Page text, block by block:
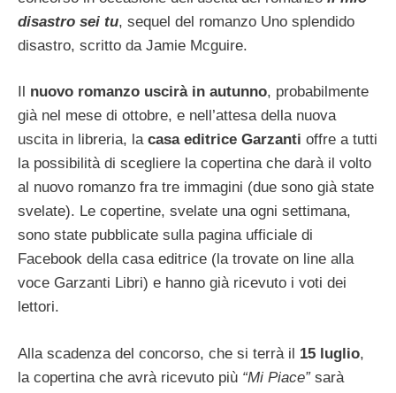
disastro sei tu, sequel del romanzo Uno splendido
disastro, scritto da Jamie Mcguire.
Il nuovo romanzo uscirà in autunno, probabilmente
già nel mese di ottobre, e nell’attesa della nuova
uscita in libreria, la casa editrice Garzanti offre a tutti
la possibilità di scegliere la copertina che darà il volto
al nuovo romanzo fra tre immagini (due sono già state
svelate). Le copertine, svelate una ogni settimana,
sono state pubblicate sulla pagina ufficiale di
Facebook della casa editrice (la trovate on line alla
voce Garzanti Libri) e hanno già ricevuto i voti dei
lettori.
Alla scadenza del concorso, che si terrà il 15 luglio,
la copertina che avrà ricevuto più “Mi Piace”sarà